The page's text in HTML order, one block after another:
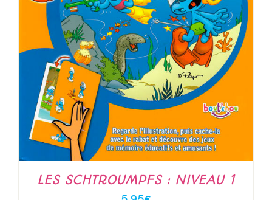
LES SCHTROUMPFS : NIVEAU 1